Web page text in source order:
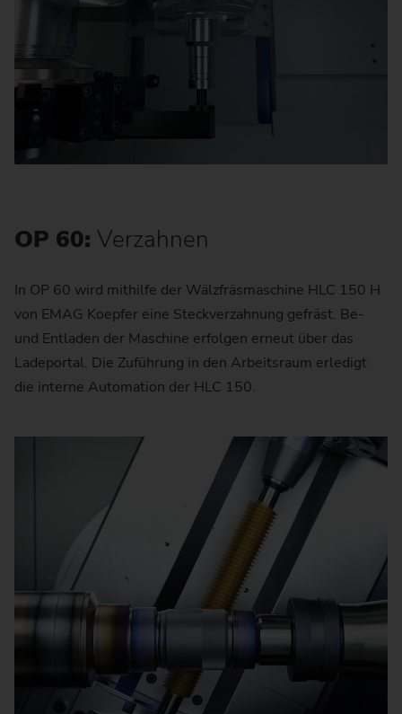
OP 60: Verzahnen
In OP 60 wird mithilfe der Wälzfräsmaschine HLC 150 H
von EMAG Koepfer eine Steckverzahnung gefräst. Be-
und Entladen der Maschine erfolgen erneut über das
Ladeportal. Die Zuführung in den Arbeitsraum erledigt
die interne Automation der HLC 150.